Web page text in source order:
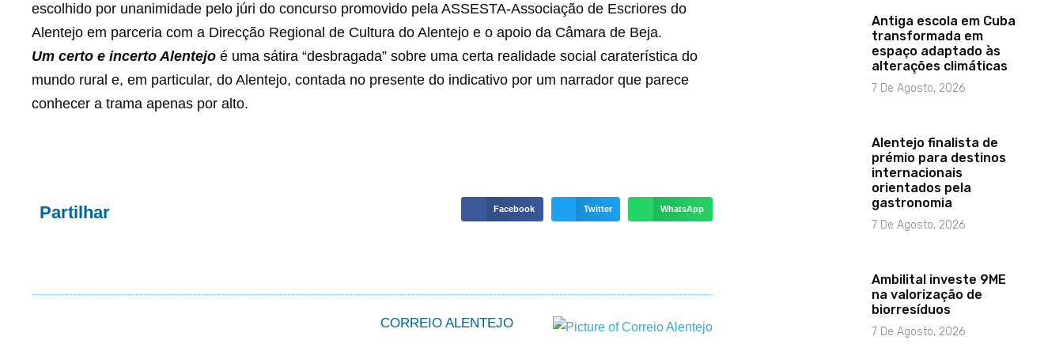
escolhido por unanimidade pelo júri do concurso promovido pela ASSESTA-Associação de Escriores do
Alentejo em parceria com a Direcção Regional de Cultura do Alentejo e o apoio da Câmara de Beja.
Um certo e incerto Alentejo é uma sátira “desbragada” sobre uma certa realidade social caraterística do
mundo rural e, em particular, do Alentejo, contada no presente do indicativo por um narrador que parece
conhecer a trama apenas por alto.
Partilhar Facebook Twitter WhatsApp
CORREIO ALENTEJO
Antiga escola em Cuba
transformada em
espaço adaptado às
alterações climáticas
7 De Agosto, 2026
Alentejo finalista de
prémio para destinos
internacionais
orientados pela
gastronomia
7 De Agosto, 2026
Ambilital investe 9ME
na valorização de
biorresíduos
7 De Agosto, 2026